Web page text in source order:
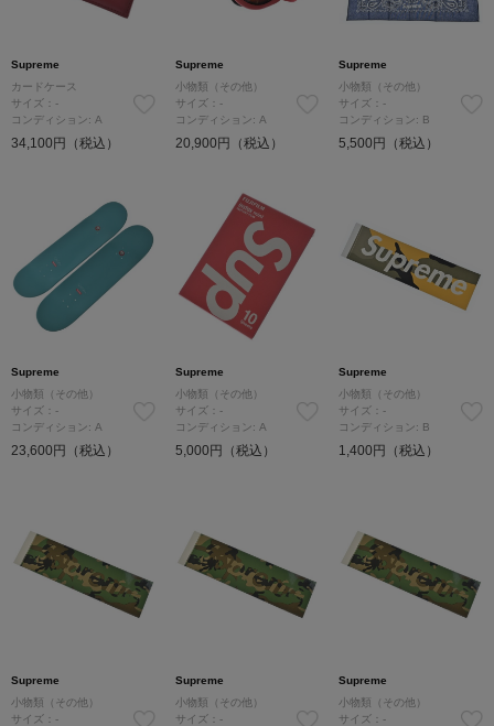
Supreme
カードケース
サイズ：-
コンディション: A
34,100円（税込）
Supreme
小物類（その他）
サイズ：-
コンディション: A
20,900円（税込）
Supreme
小物類（その他）
サイズ：-
コンディション: B
5,500円（税込）
Supreme
小物類（その他）
サイズ：-
コンディション: A
23,600円（税込）
Supreme
小物類（その他）
サイズ：-
コンディション: A
5,000円（税込）
Supreme
小物類（その他）
サイズ：-
コンディション: B
1,400円（税込）
Supreme
小物類（その他）
サイズ：-
Supreme
小物類（その他）
サイズ：-
Supreme
小物類（その他）
サイズ：-